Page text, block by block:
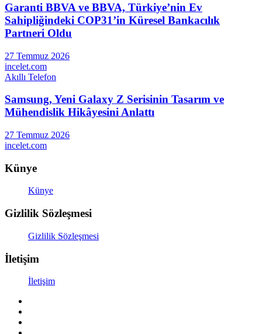
Garanti BBVA ve BBVA, Türkiye’nin Ev
Sahipliğindeki COP31’in Küresel Bankacılık
Partneri Oldu
27 Temmuz 2026
incelet.com
Akıllı Telefon
Samsung, Yeni Galaxy Z Serisinin Tasarım ve
Mühendislik Hikâyesini Anlattı
27 Temmuz 2026
incelet.com
Künye
Künye
Gizlilik Sözleşmesi
Gizlilik Sözleşmesi
İletişim
İletişim